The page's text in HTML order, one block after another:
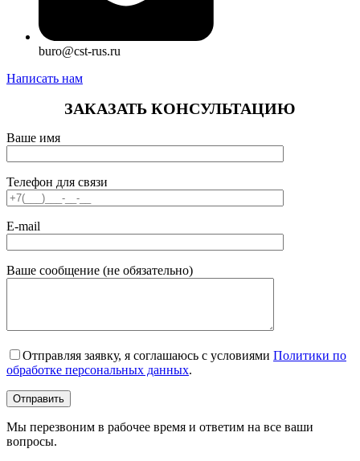
buro@cst-rus.ru
Написать нам
ЗАКАЗАТЬ КОНСУЛЬТАЦИЮ
Ваше имя
Телефон для связи
E-mail
Ваше сообщение (не обязательно)
Отправляя заявку, я соглашаюсь с условиями Политики по
обработке персональных данных.
Мы перезвоним в рабочее время и ответим на все ваши
вопросы.